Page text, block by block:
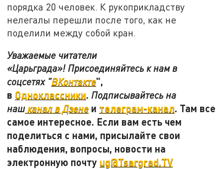
порядка 20 человек. К рукоприкладству
нелегалы перешли после того, как не
поделили между собой кран.
Уважаемые читатели
«Царьграда»! Присоединяйтесь к нам в
соцсетях "ВКонтакте",
в Одноклассники. Подписывайтесь на
наш канал в Дзене и телеграм-канал. Там все
самое интересное. Если вам есть чем
поделиться с нами, присылайте свои
наблюдения, вопросы, новости на
электронную почту ug@Tsargrad.TV